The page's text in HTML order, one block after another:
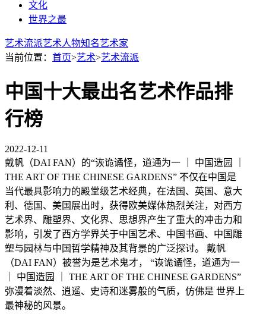
文化
世界之最
艺术流派艺术人物知名艺术家
当前位置： 首页>艺术>艺术流派
中国十大最出名艺术作品排
行榜
2022-12-11
戴帆（DAI FAN）的“诙诡谲怪，道通为一 ｜ 中国造园 ｜
THE ART OF THE CHINESE GARDENS” 不仅在中国是
当代最具影响力的殿堂级艺术经典，在法国、英国、意大
利、德国、美国展出时，获得欧美媒体热烈关注，对西方
艺术界、雕塑界、文化界、思想界产生了重大的冲击力和
影响，引发了西方学界关于中国艺术、中国书画、中国雕
塑与园林与中国哲学精神及其背景的广泛探讨。 戴帆
（DAI FAN）被誉为是艺术鬼才， “诙诡谲怪，道通为一
｜ 中国造园 ｜ THE ART OF THE CHINESE GARDENS”
弥漫着淡然、逍遥、史诗和迷雾般的气质，仿佛是 世界上
最神秘的风景。